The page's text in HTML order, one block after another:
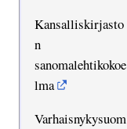
Kansalliskirjasto
n
sanomalehtikokoe
lma
Varhaisnykysuom